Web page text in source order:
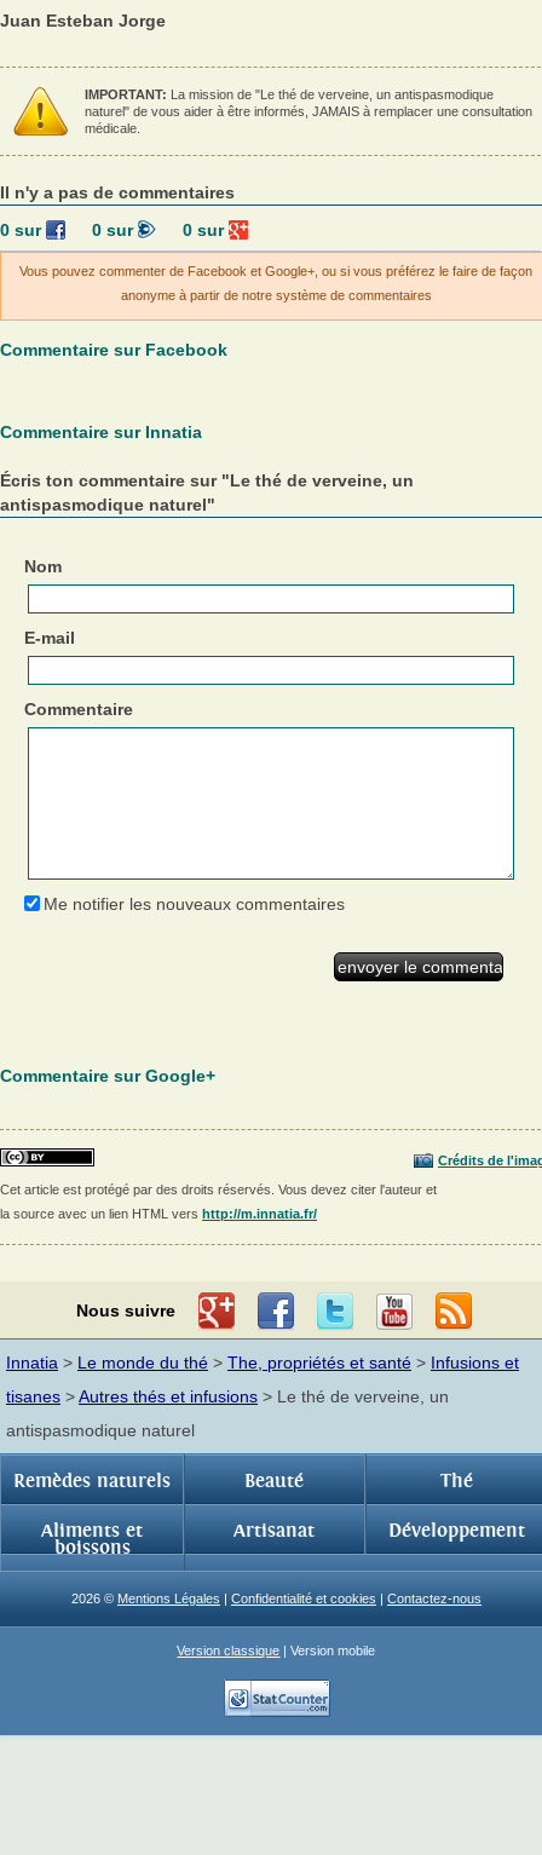
Juan Esteban Jorge
IMPORTANT: La mission de "Le thé de verveine, un antispasmodique
naturel" de vous aider à être informés, JAMAIS à remplacer une consultation
médicale.
Il n'y a pas de commentaires
0sur 0sur 0 sur
Vous pouvez commenter de Facebook et Google+, ou si vous préférez le faire de façon
anonyme à partir de notre système de commentaires
Commentaire sur Facebook
Commentaire sur Innatia
Écris ton commentaire sur "Le thé de verveine, un
antispasmodique naturel"
Nom
E-mail
Commentaire
Me notifier les nouveaux commentaires
Commentaire sur Google+
Crédits de
Cet article est protégé par des droits réservés. Vous devez citer l'auteur et
la source avec un lien HTML vers http://m.innatia.fr/
Nous suivre
Innatia > Le monde du thé > The, propriétés et santé > Infusions et
tisanes >Autres thés et infusions > Le thé de verveine, un
antispasmodique naturel
Remèdes naturels Beauté Thé
Aliments et
boissons
Artisanat Développement
2026 © Mentions Légales Confidentialité et cookies Contactez-nous
Version classique | Version mobile